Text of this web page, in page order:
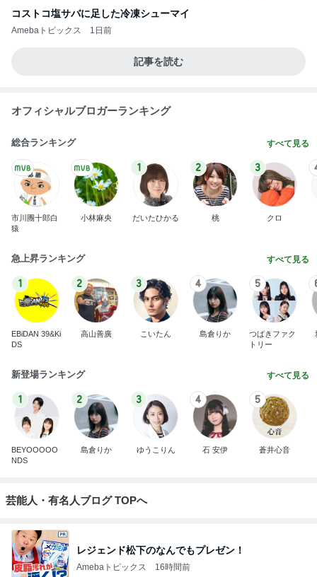
コストコ塩サバに足した冷凍シューマイ
Amebaトピックス 1日前
記事を読む
オフィシャルブロガーランキング
総合ランキング すべて見る
市川團十郎白
猿
小林麻央
1
だいたひかる
2
桃
3
クロ
急上昇ランキング すべて見る
1
EBiDAN 39&Ki
DS
2
高山善廣
3
こいたん
4
島倉りか
5
つばきファク
トリー
新登場ランキング すべて見る
1
BEYOOOOO
NDS
2
島倉りか
3
ゆうこりん
4
石 安伊
5
蒼井心音
芸能人・有名人ブログ TOPへ
レジェンド松下のなんでもプレゼン！
Amebaトピックス 16時間前